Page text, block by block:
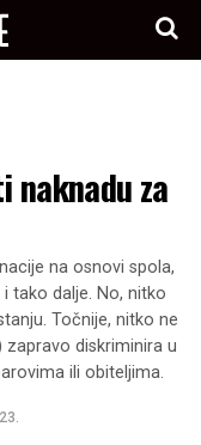
naknadu za
na osnovi spola,
tako dalje. No, nitko
Točnije, nitko ne
diskriminira u
ili obiteljima.